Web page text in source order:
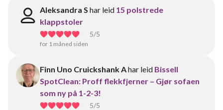
Aleksandra S har leid 15 polstrede
klappstoler
5/5
for 1 måned siden
Finn Uno Cruickshank Ahar leid Bissell
SpotClean: Proff flekkfjerner – Gjør sofaen
som ny på 1-2-3!
5/5